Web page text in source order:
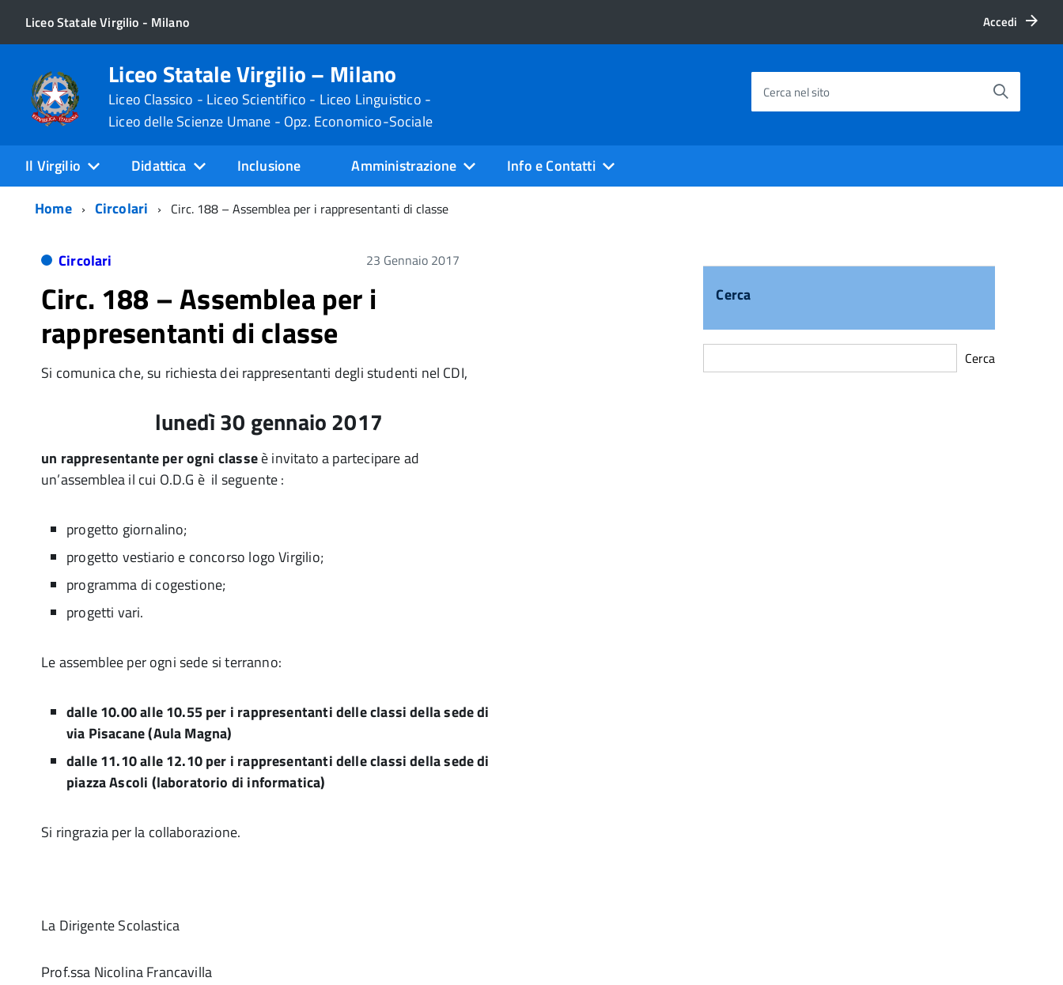
Liceo Statale Virgilio - Milano Accedi
Liceo Statale Virgilio – Milano
Liceo Classico - Liceo Scientifico - Liceo Linguistico -
Liceo delle Scienze Umane - Opz. Economico-Sociale
Cerca nel sito
Il Virgilio Didattica Inclusione Amministrazione
Info e Contatti
Home
Circolari Circ. 188 – Assemblea per i rappresentanti di classe
Circolari 23 Gennaio 2017
Circ. 188 – Assemblea per i
rappresentanti di classe
Si comunica che, su richiesta dei rappresentanti degli studenti nel CDI,
lunedì 30 gennaio 2017
un rappresentante per ogni classeè invitato a partecipare ad
un’assemblea il cui O.D.G è il seguente :
progetto giornalino;
progetto vestiario e concorso logo Virgilio;
programma di cogestione;
progetti vari.
Le assemblee per ogni sede si terranno:
dalle 10.00 alle 10.55 per i rappresentanti delle classi della sede di
via Pisacane (Aula Magna)
dalle 11.10 alle 12.10 per i rappresentanti delle classi della sede di
piazza Ascoli (laboratorio di informatica)
Si ringrazia per la collaborazione.
La Dirigente Scolastica
Prof.ssa Nicolina Francavilla
Cerca
Cerca